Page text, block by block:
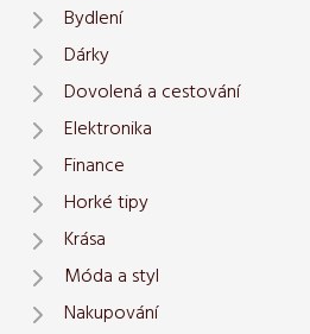
Bydlení
Dárky
Dovolená a cestování
Elektronika
Finance
Horké tipy
Krása
Móda a styl
Nakupování